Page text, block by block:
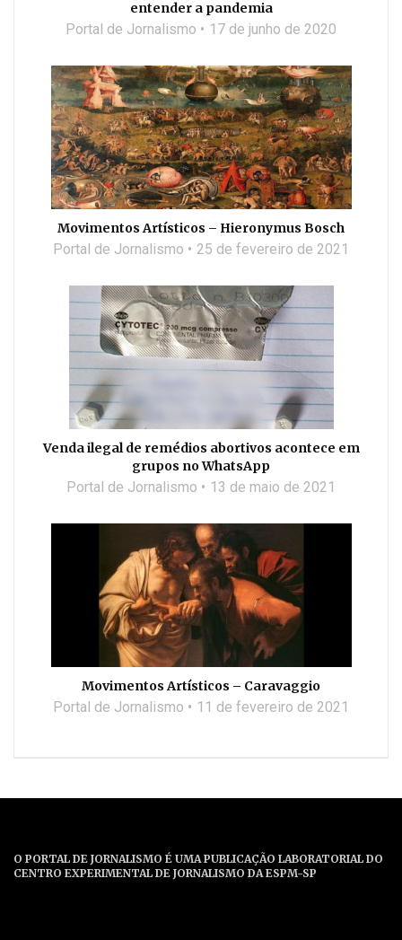
entender a pandemia
Portal de Jornalismo 17 de junho de 2020
Movimentos Artísticos – Hieronymus Bosch
Portal de Jornalismo 25 de fevereiro de 2021
Venda ilegal de remédios abortivos acontece em
grupos no WhatsApp
Portal de Jornalismo 13 de maio de 2021
Movimentos Artísticos – Caravaggio
Portal de Jornalismo 11 de fevereiro de 2021
O PORTAL DE JORNALISMO É UMA PUBLICAÇÃO LABORATORIAL DO
CENTRO EXPERIMENTAL DE JORNALISMO DA ESPM-SP